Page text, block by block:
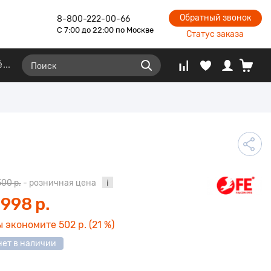
8-800-222-00-66
С 7:00 до 22:00 по Москве
Обратный звонок
Статус заказа
р. - розничная цена
р.
экономите 502 р. (21 %)
в наличии